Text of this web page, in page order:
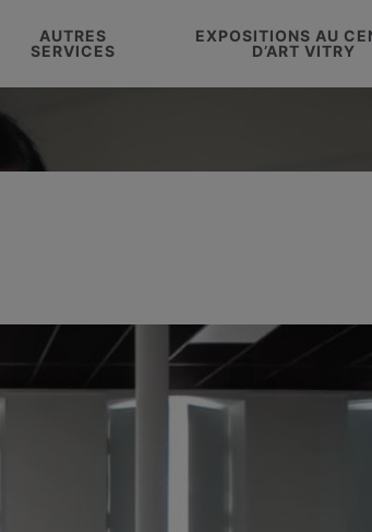
AUTRES
SERVICES
EXPOSITIONS AU
D’ART VITRY